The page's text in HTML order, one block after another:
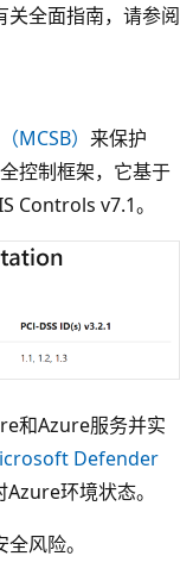
全面指南，请参阅
MCSB） 来保护
控制框架，它基于
Controls v7.1。
和Azure服务并实
Defender
环境状态。
风险。